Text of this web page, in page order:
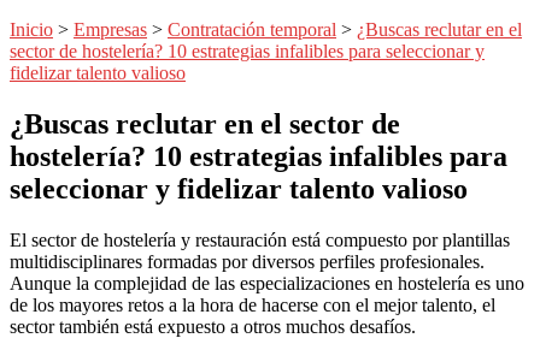
Inicio > Empresas > Contratación temporal > ¿Buscas reclutar en el
sector de hostelería? 10 estrategias infalibles para seleccionar y
fidelizar talento valioso
¿Buscas reclutar en el sector de
hostelería? 10 estrategias infalibles para
seleccionar y fidelizar talento valioso
El sector de hostelería y restauración está compuesto por plantillas
multidisciplinares formadas por diversos perfiles profesionales.
Aunque la complejidad de las especializaciones en hostelería es uno
de los mayores retos a la hora de hacerse con el mejor talento, el
sector también está expuesto a otros muchos desafíos.